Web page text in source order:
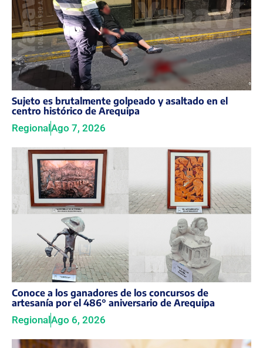
Sujeto es brutalmente golpeado y asaltado en el
centro histórico de Arequipa
Regional Ago 7, 2026
Conoce a los ganadores de los concursos de
artesanía por el 486° aniversario de Arequipa
RegionalAgo 6, 2026